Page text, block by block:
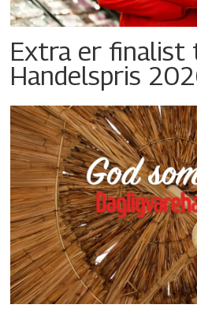
Extra er finalist
Handelspris